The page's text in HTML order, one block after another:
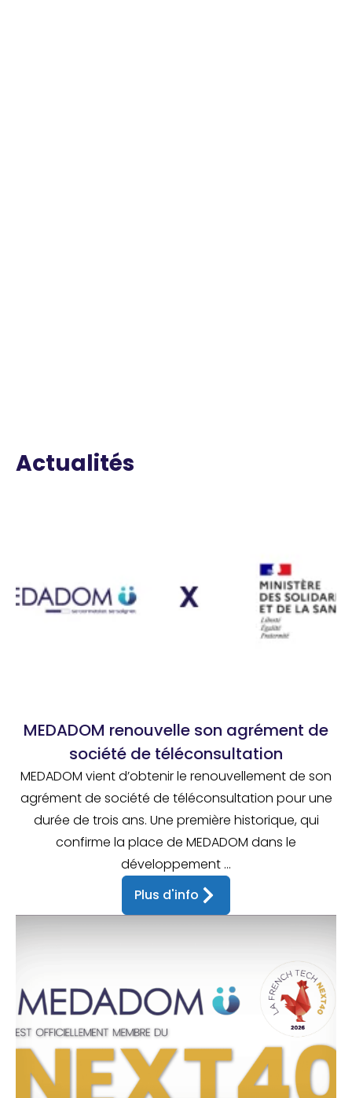
Actualités
MEDADOM renouvelle son agrément de
société de téléconsultation
MEDADOM vient d’obtenir le renouvellement de son
agrément de société de téléconsultation pour une
durée de trois ans. Une première historique, qui
confirme la place de MEDADOM dans le
développement ...
Plus d'info